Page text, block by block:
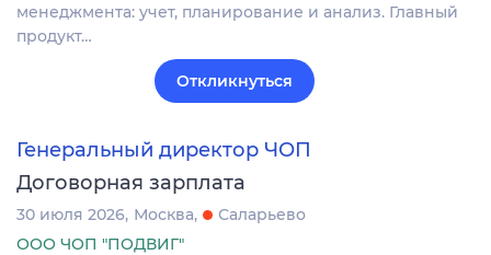
менеджмента: учет, планирование и анализ. Главный
продукт…
Откликнуться
Генеральный директор ЧОП
Договорная зарплата
30 июля 2026 Москва
Саларьево
ООО ЧОП "ПОДВИГ"